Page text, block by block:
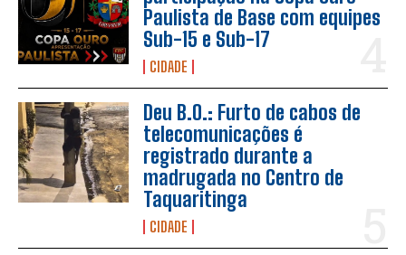
Paulista de Base com equipes
Sub-15 e Sub-17
CIDADE
Deu B.O.: Furto de cabos de
telecomunicações é
registrado durante a
madrugada no Centro de
Taquaritinga
CIDADE